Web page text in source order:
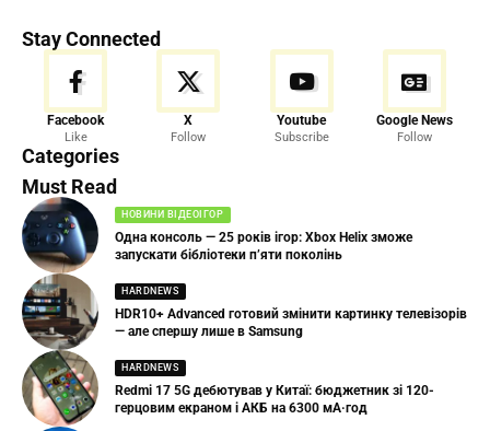
Stay Connected
Facebook
Like
X
Follow
Youtube
Subscribe
Google News
Follow
Categories
Must Read
НОВИНИ ВІДЕОІГОР
Одна консоль — 25 років ігор: Xbox Helix зможе
запускати бібліотеки п’яти поколінь
HARDNEWS
HDR10+ Advanced готовий змінити картинку телевізорів
— але спершу лише в Samsung
HARDNEWS
Redmi 17 5G дебютував у Китаї: бюджетник зі 120-
герцовим екраном і АКБ на 6300 мА·год